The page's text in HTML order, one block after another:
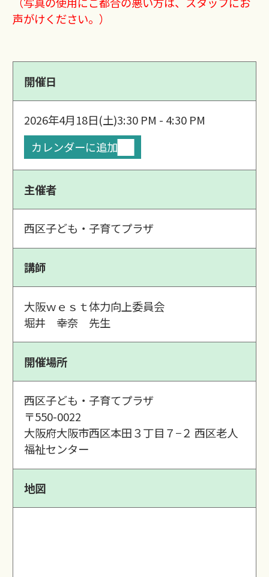
声がけください。）
開催日
2026年4月18日(土)3:30 PM - 4:30 PM
カレンダーに追加
主催者
西区子ども・子育てプラザ
講師
大阪ｗｅｓｔ体力向上委員会
堀井 幸奈 先生
開催場所
西区子ども・子育てプラザ
〒550-0022
大阪府大阪市西区本田３丁目７−２ 西区老人
福祉センター
地図